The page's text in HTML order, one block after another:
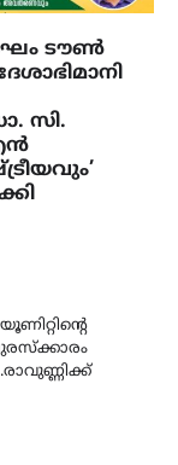
ടൗൺ
സി.